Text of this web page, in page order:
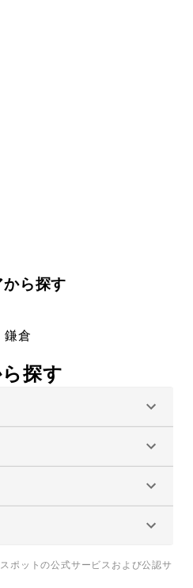
ら探す
鎌倉
探す
ポットの公式サービスおよび公認サ